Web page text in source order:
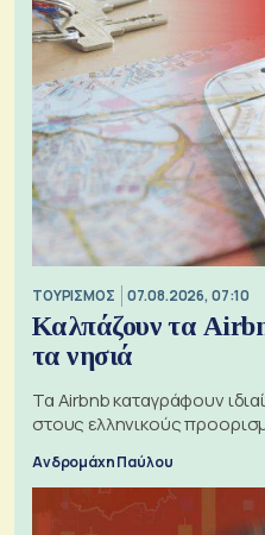
ΤΟΥΡΙΣΜΟΣ 07.08.2026, 07:10
Καλπάζουν τα
τα νησιά
Τα Airbnb καταγράφουν
στους ελληνικούς
Ανδρομάχη Παύλου